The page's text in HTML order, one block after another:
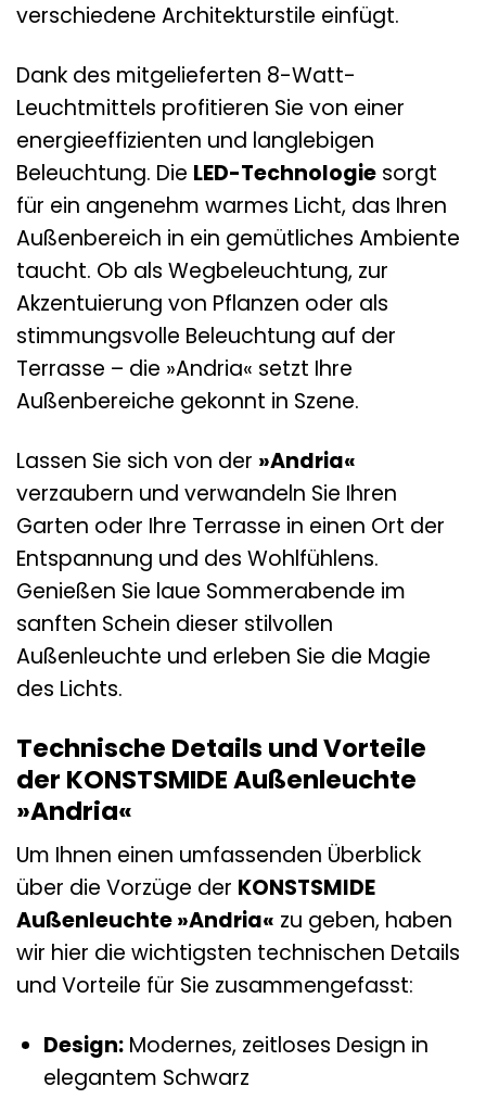
verschiedene Architekturstile einfügt.
Dank des mitgelieferten 8-Watt-
Leuchtmittels profitieren Sie von einer
energieeffizienten und langlebigen
Beleuchtung. Die LED-Technologie sorgt
für ein angenehm warmes Licht, das Ihren
Außenbereich in ein gemütliches Ambiente
taucht. Ob als Wegbeleuchtung, zur
Akzentuierung von Pflanzen oder als
stimmungsvolle Beleuchtung auf der
Terrasse – die »Andria« setzt Ihre
Außenbereiche gekonnt in Szene.
Lassen Sie sich von der »Andria«
verzaubern und verwandeln Sie Ihren
Garten oder Ihre Terrasse in einen Ort der
Entspannung und des Wohlfühlens.
Genießen Sie laue Sommerabende im
sanften Schein dieser stilvollen
Außenleuchte und erleben Sie die Magie
des Lichts.
Technische Details und Vorteile
der KONSTSMIDE Außenleuchte
»Andria«
Um Ihnen einen umfassenden Überblick
über die Vorzüge der KONSTSMIDE
Außenleuchte »Andria« zu geben, haben
wir hier die wichtigsten technischen Details
und Vorteile für Sie zusammengefasst:
Design:Modernes, zeitloses Design in
elegantem Schwarz